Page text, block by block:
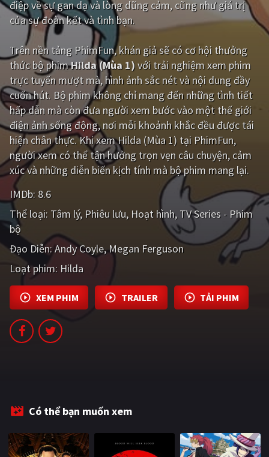
Giật gân
Bí ẩn Lịch sử
Viễn Tây Tiểu sử
GameShow DramaTV
QUỐC GIA
Âu - Mỹ Trung Quốc - Hồng Kông
Hàn Quốc Nhật Bản
Ấn Độ Việt Nam
Tổng hợp
CẬP NHẬT
PHIM MỚI
PHIM BỘ
PHIM LẺ
điệp về sự gan dạ và lòng dũng cảm, cũng như giá trị
của sự đoàn kết và tình bạn.
Trên nền tảng PhimFun, khán giả sẽ có cơ hội thưởng
thức bộ phimHilda (Mùa 1)với trải nghiệm xem phim
trực tuyến mượt mà, hình ảnh sắc nét và nội dung đầy
cuốn hút. Bộ phim không chỉ mang đến những tình tiết
hấp dẫn mà còn đưa người xem bước vào một thế giới
điện ảnh sống động, nơi mỗi khoảnh khắc đều được tái
hiện chân thực. Khi xem Hilda (Mùa 1) tại PhimFun,
người xem có thể tận hưởng trọn vẹn câu chuyện, cảm
xúc và những diễn biến kịch tính mà bộ phim mang lại.
IMDb: 8.6
Thể loại: Tâm lý Phiêu lưu Hoạt hình TV Series - Phim
bộ
Đạo Diễn:Andy Coyle Megan Ferguson
Loạt phim: Hilda
XEM PHIM TRAILER TẢI PHIM
Có thể bạn muốn xem